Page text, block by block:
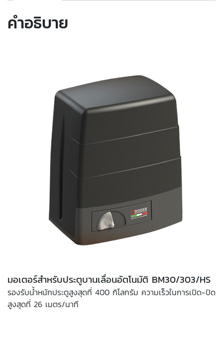
คำอธิบาย
มอเตอร์สำหรับประตูบานเลื่อนอัตโนมัติ BM30/303/HS
รองรับน้ำหนักประตูสูงสุดที่ 400 กิโลกรัม ความเร็วในการเปิด-ปิด
สูงสุดที่ 26 เมตร/นาที